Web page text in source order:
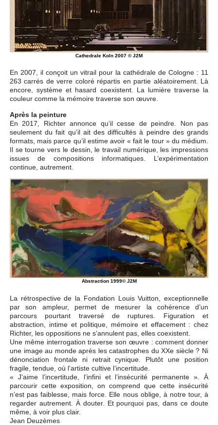
Cathedrale Koln 2007 © J2M
En 2007, il conçoit un vitrail pour la cathédrale de Cologne : 11
263 carrés de verre coloré répartis en partie aléatoirement. Là
encore, système et hasard coexistent. La lumière traverse la
couleur comme la mémoire traverse son œuvre.
Après la peinture
En 2017, Richter annonce qu’il cesse de peindre. Non pas
seulement du fait qu’il ait des difficultés à peindre des grands
formats, mais parce qu’il estime avoir « fait le tour » du médium.
Il se tourne vers le dessin, le travail numérique, les impressions
issues de compositions informatiques. L’expérimentation
continue, autrement.
Abstraction 1999© J2M
La rétrospective de la Fondation Louis Vuitton, exceptionnelle
par son ampleur, permet de mesurer la cohérence d’un
parcours pourtant traversé de ruptures. Figuration et
abstraction, intime et politique, mémoire et effacement : chez
Richter, les oppositions ne s’annulent pas, elles coexistent.
Une même interrogation traverse son œuvre : comment donner
une image au monde après les catastrophes du XXe siècle ? Ni
dénonciation frontale ni retrait cynique. Plutôt une position
fragile, tendue, où l’artiste cultive l’incertitude.
« J’aime l’incertitude, l’infini et l’insécurité permanente ». À
parcourir cette exposition, on comprend que cette insécurité
n’est pas faiblesse, mais force. Elle nous oblige, à notre tour, à
regarder autrement. À douter. Et pourquoi pas, dans ce doute
même, à voir plus clair.
Jean Deuzèmes